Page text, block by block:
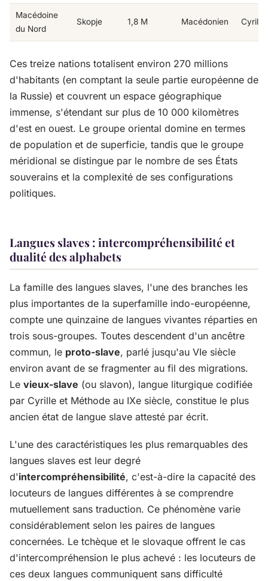
Macédoine
du Nord
Skopje 1,8 M Macédonien
Ces treize nations totalisent environ 270 millions
d'habitants (en comptant la seule partie européenne de
la Russie) et couvrent un espace géographique
immense, s'étendant sur plus de 10 000 kilomètres
d'est en ouest. Le groupe oriental domine en termes
de population et de superficie, tandis que le groupe
méridional se distingue par le nombre de ses États
souverains et la complexité de ses configurations
politiques.
Langues slaves : intercompréhensibilité et
dualité des alphabets
La famille des langues slaves, l'une des branches les
plus importantes de la superfamille indo-européenne,
compte une quinzaine de langues vivantes réparties en
trois sous-groupes. Toutes descendent d'un ancêtre
commun, le proto-slave, parlé jusqu'au VIe siècle
environ avant de se fragmenter au fil des migrations.
Le vieux-slave (ou slavon), langue liturgique codifiée
par Cyrille et Méthode au IXe siècle, constitue le plus
ancien état de langue slave attesté par écrit.
L'une des caractéristiques les plus remarquables des
langues slaves est leur degré
d'intercompréhensibilité, c'est-à-dire la capacité des
locuteurs de langues différentes à se comprendre
mutuellement sans traduction. Ce phénomène varie
considérablement selon les paires de langues
concernées. Le tchèque et le slovaque offrent le cas
d'intercompréhension le plus achevé : les locuteurs de
ces deux langues communiquent sans difficulté